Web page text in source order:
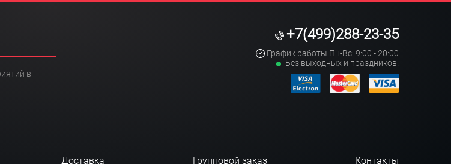
в
+7(499)288-23-35
График работы Пн-Вс: 9:00 - 20:00
Без выходных и праздников.
Доставка Групповой заказ Контакты